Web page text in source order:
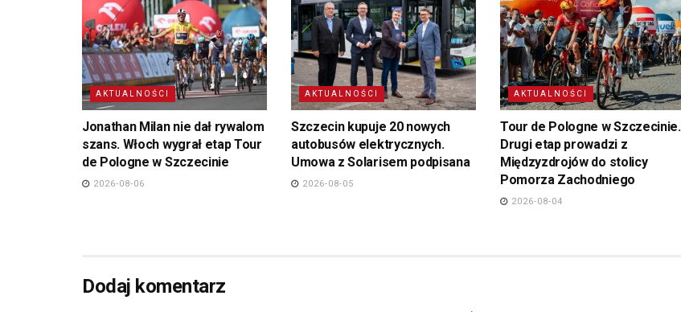
AKTUALNOŚCI
Jonathan Milan nie dał rywalom
szans. Włoch wygrał etap Tour
de Pologne w Szczecinie
2026-08-06
AKTUALNOŚCI
Szczecin kupuje 20 nowych
autobusów elektrycznych.
Umowa z Solarisem podpisana
2026-08-05
AKTUALNOŚCI
Tour de Pologne w Szczecinie.
Drugi etap prowadzi z
Międzyzdrojów do stolicy
Pomorza Zachodniego
2026-08-04
Dodaj komentarz